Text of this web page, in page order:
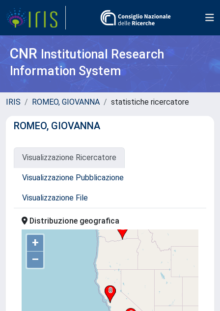
CNR Institutional Research
Information System
IRIS ROMEO, GIOVANNA statistiche ricercatore
ROMEO, GIOVANNA
Visualizzazione Ricercatore
Visualizzazione Pubblicazione
Visualizzazione File
Distribuzione geografica
+
–